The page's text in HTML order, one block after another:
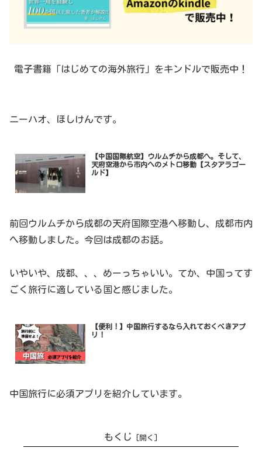
電子書籍「はじめての海外旅行」をキンドルで販売中！
ニーハオ、ほしけんです。
【中国国際航空】ウルムチから成都へ。そして、
天府空港から市内へのメトロ移動【スタアラゴー
ルド】
前回ウルムチから成都の天府国際空港へ移動し、成都市内
へ移動しました。今回は成都のお話。
いやいや、成都、、、めーっちゃいい。てか、中国ってす
ごく旅行に適している国と感じました。
【便利！】中国旅行するなら入れておくべきアプ
リ！
中国旅行に必須アプリを紹介しています。
もくじ